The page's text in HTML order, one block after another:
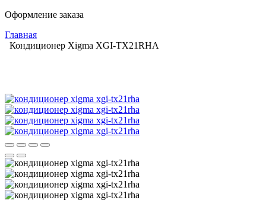
Оформление заказа
Главная
Кондиционер Xigma XGI-TX21RHA